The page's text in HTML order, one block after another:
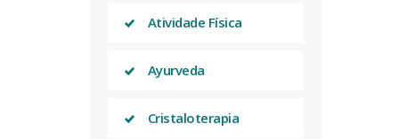
Atividade Física
Ayurveda
Cristaloterapia